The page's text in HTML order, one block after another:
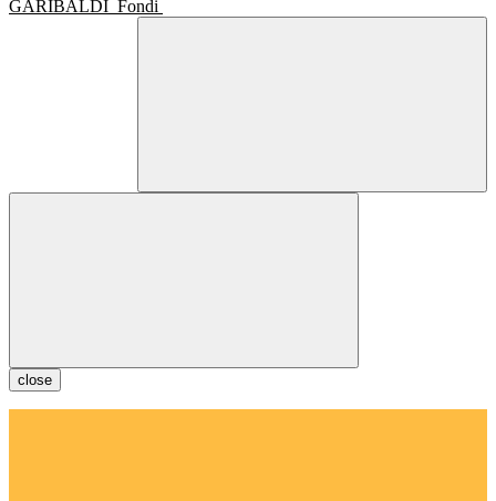
GARIBALDI Fondi
close